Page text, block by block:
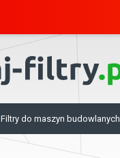
Filtry do maszyn budowlanych